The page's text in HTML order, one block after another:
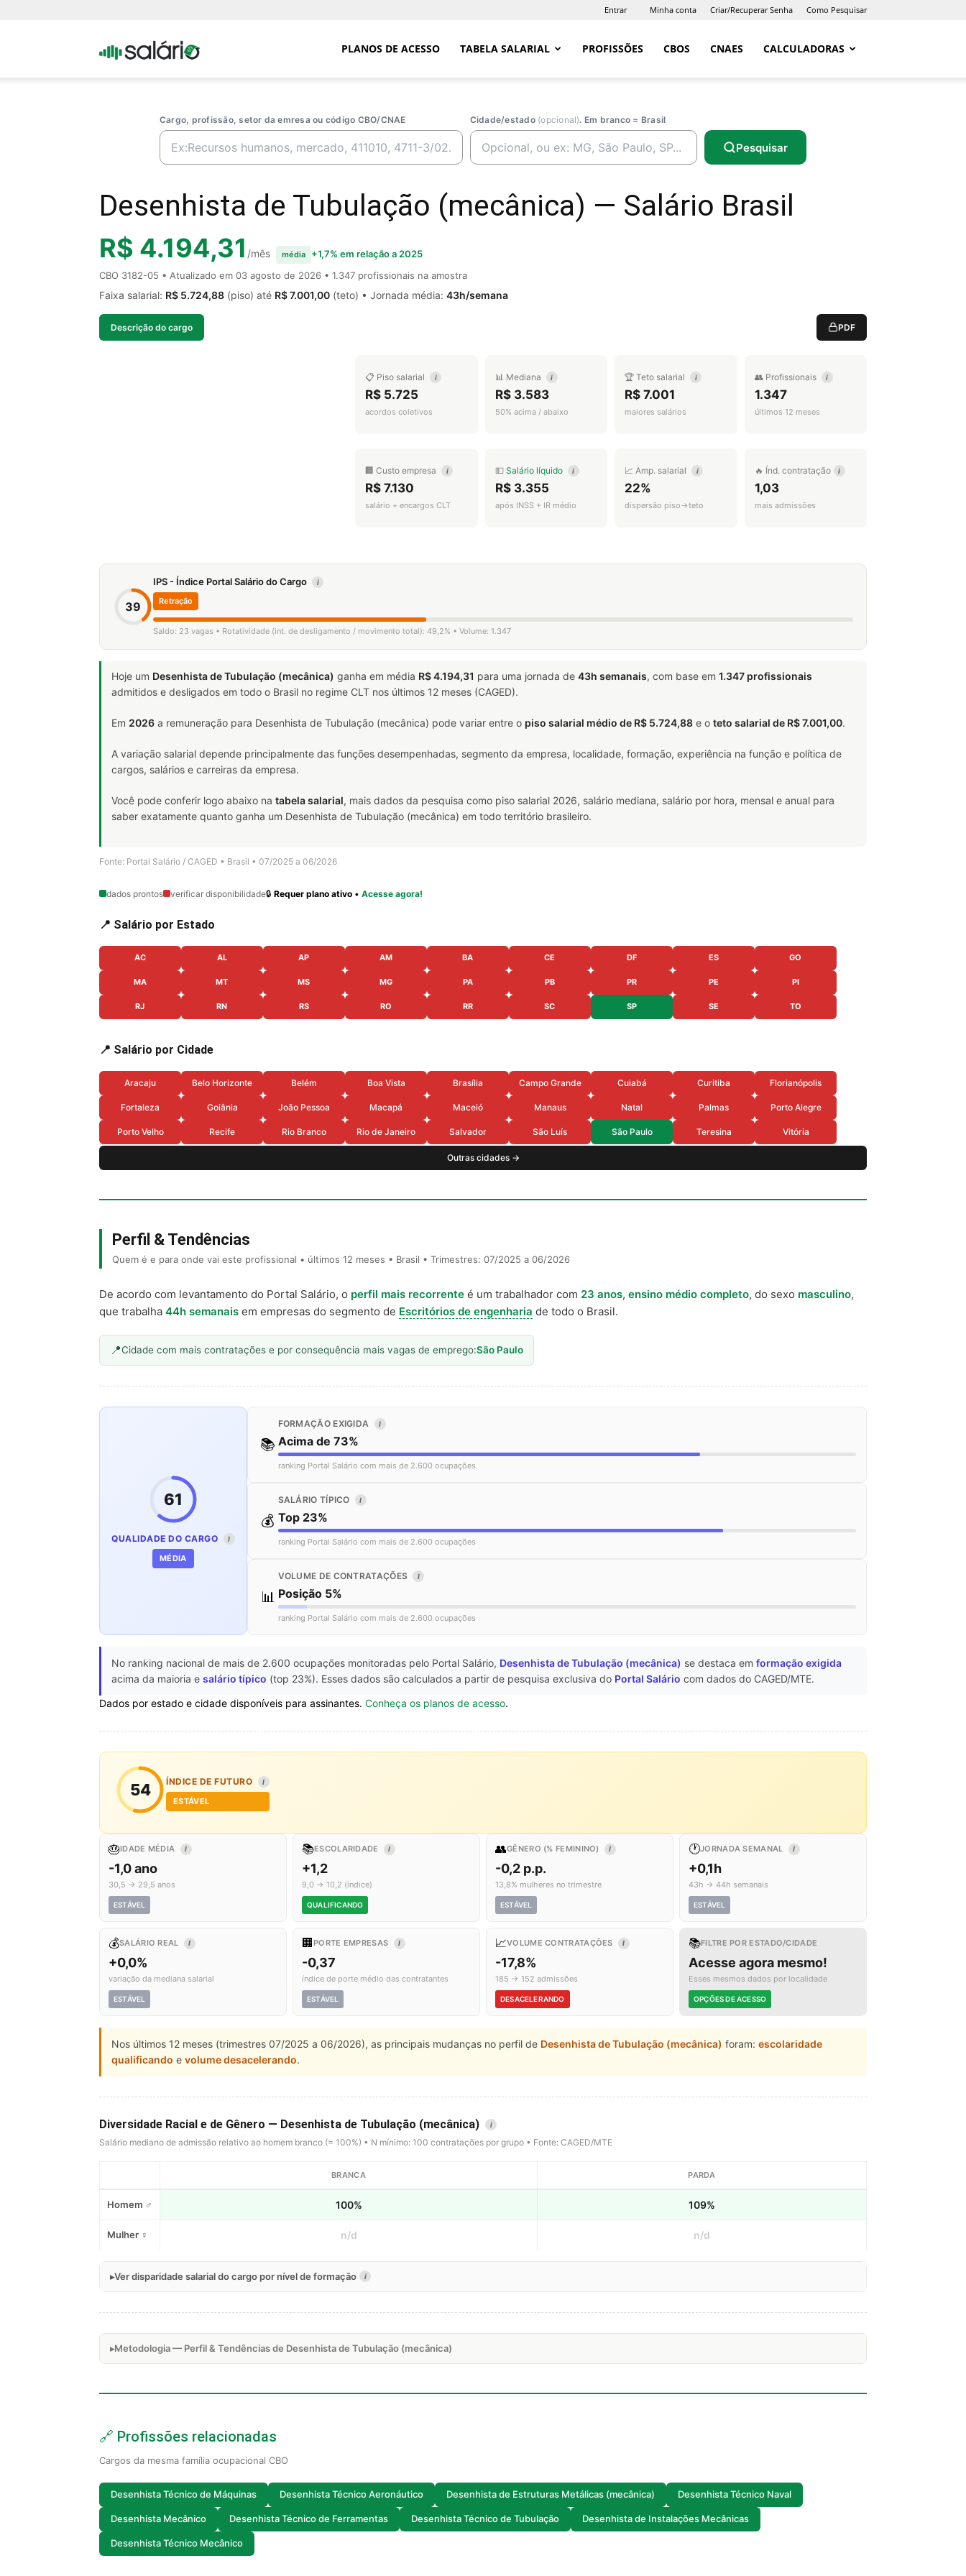
Entrar Minha conta Criar/Recuperar Senha Como Pesquisar
Portal PLANOS DE ACESSO TABELA SALARIAL PROFISSÕES CBOS CNAES CALCULADORAS
Cargo, profissão, setor da emresa ou código CBO/CNAE Cidade/estado (opcional). Em branco = Brasil
Pesquisar
Desenhista de Tubulação (mecânica) — Salário Brasil
R$ 4.194,31 /mês média
+1,7% em relação a 2025
CBO 3182-05 • Atualizado em 03 agosto de 2026 • 1.347 profissionais na amostra
Faixa salarial: R$ 5.724,88 (piso) até R$ 7.001,00 (teto) • Jornada média: 43h/semana
Descrição do cargo PDF
📋 Piso salarial i
R$ 5.725
acordos coletivos
📊 Mediana i
R$ 3.583
50% acima / abaixo
🏆 Teto salarial i
R$ 7.001
maiores salários
👥 Profissionais i
1.347
últimos 12 meses
🏢 Custo empresa i
R$ 7.130
salário + encargos CLT
💵 Salário líquido i
R$ 3.355
após INSS + IR médio
📈 Amp. salarial i
22%
dispersão piso→teto
🔥 Índ. contratação i
1,03
mais admissões
39
IPS - Índice Portal Salário do Cargo i
Retração
Saldo: 23 vagas • Rotatividade (int. de desligamento / movimento total): 49,2% • Volume: 1.347
Hoje um Desenhista de Tubulação (mecânica) ganha em média R$ 4.194,31 para uma jornada de 43h semanais, com base em 1.347 profissionais
admitidos e desligados em todo o Brasil no regime CLT nos últimos 12 meses (CAGED).
Em 2026 a remuneração para Desenhista de Tubulação (mecânica) pode variar entre o piso salarial médio de R$ 5.724,88 e o teto salarial de R$ 7.001,00.
A variação salarial depende principalmente das funções desempenhadas, segmento da empresa, localidade, formação, experiência na função e política de
cargos, salários e carreiras da empresa.
Você pode conferir logo abaixo na tabela salarial, mais dados da pesquisa como piso salarial 2026, salário mediana, salário por hora, mensal e anual para
saber exatamente quanto ganha um Desenhista de Tubulação (mecânica) em todo território brasileiro.
Fonte: Portal Salário / CAGED • Brasil • 07/2025 a 06/2026
dados prontos verificar disponibilidade🔒 Requer plano ativo • Acesse agora!
📍 Salário por Estado
AC AL AP AM BA CE DF ES GO
MA MT MS MG PA PB PR PE PI
RJ RN RS RO RR SC SP SE TO
📍 Salário por Cidade
Aracaju Belo Horizonte Belém Boa Vista Brasília Campo Grande Cuiabá Curitiba Florianópolis
Fortaleza Goiânia João Pessoa Macapá Maceió Manaus Natal Palmas Porto Alegre
Porto Velho Recife Rio Branco Rio de Janeiro Salvador São Luís São Paulo Teresina Vitória
Outras cidades →
Perfil & Tendências
Quem é e para onde vai este profissional • últimos 12 meses • Brasil • Trimestres: 07/2025 a 06/2026
De acordo com levantamento do Portal Salário, o perfil mais recorrente é um trabalhador com 23 anos, ensino médio completo, do sexo masculino,
que trabalha 44h semanais em empresas do segmento de Escritórios de engenharia de todo o Brasil.
Cidade com mais contratações e por consequência mais vagas de emprego:São Paulo
61
QUALIDADE DO CARGO I
MÉDIA
📚
FORMAÇÃO EXIGIDA I
Acima de 73%
ranking Portal Salário com mais de 2.600 ocupações
💰
SALÁRIO TÍPICO I
Top 23%
ranking Portal Salário com mais de 2.600 ocupações
📊
VOLUME DE CONTRATAÇÕES I
Posição 5%
ranking Portal Salário com mais de 2.600 ocupações
No ranking nacional de mais de 2.600 ocupações monitoradas pelo Portal Salário, Desenhista de Tubulação (mecânica) se destaca em formação exigida
acima da maioria e salário típico (top 23%). Esses dados são calculados a partir de pesquisa exclusiva do Portal Salário com dados do CAGED/MTE.
Dados por estado e cidade disponíveis para assinantes. Conheça os planos de acesso.
54 ÍNDICE DE FUTURO I
ESTÁVEL
🎂IDADE MÉDIA I
-1,0 ano
30,5 → 29,5 anos
ESTÁVEL
📚ESCOLARIDADE I
+1,2
9,0 → 10,2 (índice)
QUALIFICANDO
👥GÊNERO (% FEMININO) I
-0,2 p.p.
13,8% mulheres no trimestre
ESTÁVEL
🕐JORNADA SEMANAL I
+0,1h
43h → 44h semanais
ESTÁVEL
💰SALÁRIO REAL I
+0,0%
variação da mediana salarial
ESTÁVEL
🏢 PORTE EMPRESAS I
-0,37
índice de porte médio das contratantes
ESTÁVEL
📈VOLUME CONTRATAÇÕES I
-17,8%
185 → 152 admissões
DESACELERANDO
📚FILTRE POR ESTADO/CIDADE
Acesse agora mesmo!
Esses mesmos dados por localidade
OPÇÕES DE ACESSO
Nos últimos 12 meses (trimestres 07/2025 a 06/2026), as principais mudanças no perfil de Desenhista de Tubulação (mecânica) foram: escolaridade
qualificando e volume desacelerando.
Diversidade Racial e de Gênero — Desenhista de Tubulação (mecânica) i
Salário mediano de admissão relativo ao homem branco (= 100%) • N mínimo: 100 contratações por grupo • Fonte: CAGED/MTE
BRANCA PARDA
Homem ♂ 100% 109%
Mulher ♀ n/d n/d
Ver disparidade salarial do cargo por nível de formação i
Metodologia — Perfil & Tendências de Desenhista de Tubulação (mecânica)
🔗 Profissões relacionadas
Cargos da mesma família ocupacional CBO
Desenhista Técnico de Máquinas Desenhista Técnico Aeronáutico Desenhista de Estruturas Metálicas (mecânica) Desenhista Técnico Naval
Desenhista Mecânico Desenhista Técnico de Ferramentas Desenhista Técnico de Tubulação Desenhista de Instalações Mecânicas
Desenhista Técnico Mecânico